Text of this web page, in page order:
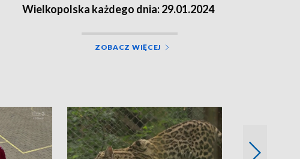
Wielkopolska każdego dnia: 29.01.2024
ZOBACZ WIĘCEJ